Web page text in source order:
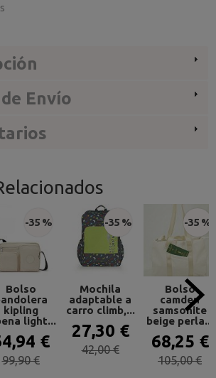
Envío
-35 %
Bolso
kipling
light...
€
99,90 €
-35 %
Mochila
adaptable a
carro climb,...
27,30 €
42,00 €
-35 %
Bolso
camden
samsonite
beige perla...
68,25 €
105,00 €